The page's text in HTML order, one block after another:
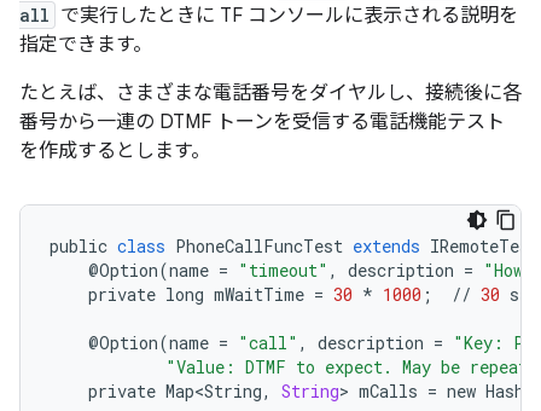
all で実行したときに TF コンソールに表示される説明を
指定できます。
たとえば、さまざまな電話番号をダイヤルし、接続後に各
番号から一連の DTMF トーンを受信する電話機能テスト
を作成するとします。
public class PhoneCallFuncTest extends IRemoteTest
@Option(name = "timeout" , description =
private long mWaitTime = 30 * 1000 ; // 30
@Option(name = "call" , description = "Key:
"Value: DTMF to expect. May be
private Map<String, String> mCalls = new